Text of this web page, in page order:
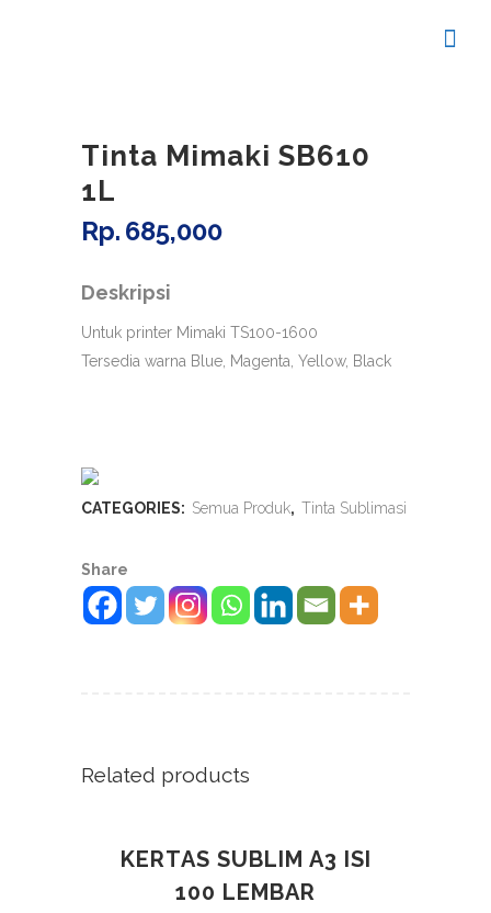
Tinta Mimaki SB610
1L
Rp 685,000
Untuk printer Mimaki TS100-1600
Tersedia warna Blue, Magenta, Yellow, Black
CATEGORIES: Semua Produk, Tinta Sublimasi
Share
Related products
KERTAS SUBLIM A3 ISI
100 LEMBAR